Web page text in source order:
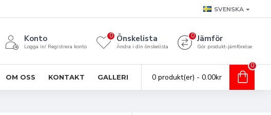
SVENSKA
Konto
Logga in/ Registrera konto
Önskelista
Ändra i din önskelista
0 Jämför
Gör produkt-jämförelse
0
OM OSS KONTAKT GALLERI 0 produkt(er) - 0.00kr
0